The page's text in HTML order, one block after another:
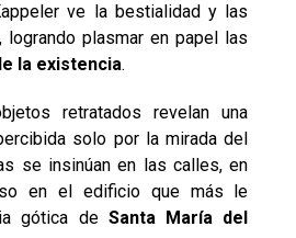
ve la bestialidad y las
logrando plasmar en papel las
la existencia.
retratados revelan una
solo por la mirada del
se insinúan en las calles, en
en el edificio que más le
gótica deSanta María del